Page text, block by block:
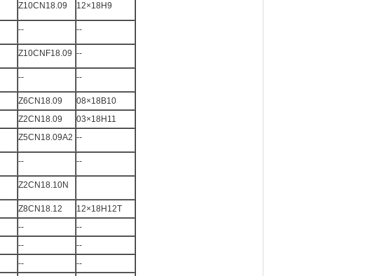
Z10CN18.09 12×18H9
-- --
Z10CNF18.09 --
-- --
Z6CN18.09
08×18B10
Z2CN18.09
03×18H11
Z5CN18.09A2 --
-- --
Z2CN18.10N
Z8CN18.12
12×18H12T
--
--
--
--
--
--